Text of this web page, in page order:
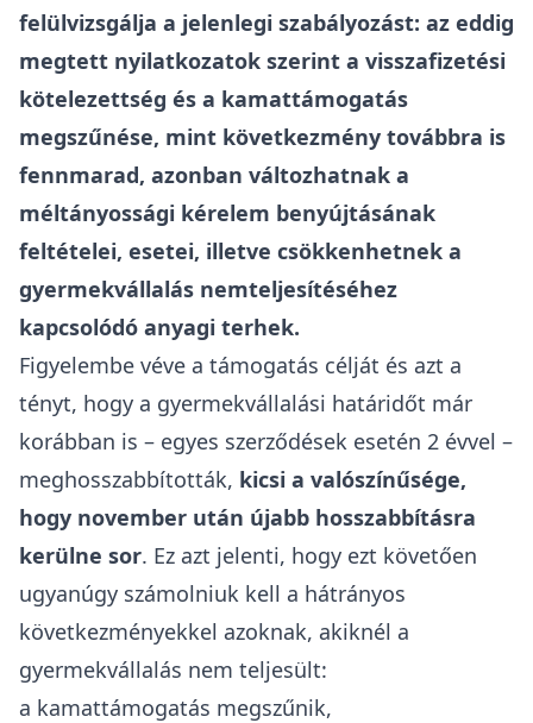
felülvizsgálja a jelenlegi szabályozást: az eddig
megtett nyilatkozatok szerint a visszafizetési
kötelezettség és a kamattámogatás
megszűnése, mint következmény továbbra is
fennmarad, azonban változhatnak a
méltányossági kérelem benyújtásának
feltételei, esetei, illetve csökkenhetnek a
gyermekvállalás nemteljesítéséhez
kapcsolódó anyagi terhek.
Figyelembe véve a támogatás célját és azt a
tényt, hogy a gyermekvállalási határidőt már
korábban is – egyes szerződések esetén 2 évvel –
meghosszabbították, kicsi a valószínűsége,
hogy november után újabb hosszabbításra
kerülne sor. Ez azt jelenti, hogy ezt követően
ugyanúgy számolniuk kell a hátrányos
következményekkel azoknak, akiknél a
gyermekvállalás nem teljesült:
a kamattámogatás megszűnik,